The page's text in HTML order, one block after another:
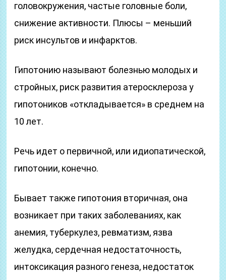
головокружения, частые головные боли,
снижение активности. Плюсы – меньший
риск инсультов и инфарктов.
Гипотонию называют болезнью молодых и
стройных, риск развития атеросклероза у
гипотоников «откладывается» в среднем на
10 лет.
Речь идет о первичной, или идиопатической,
гипотонии, конечно.
Бывает также гипотония вторичная, она
возникает при таких заболеваниях, как
анемия, туберкулез, ревматизм, язва
желудка, сердечная недостаточность,
интоксикация разного генеза, недостаток